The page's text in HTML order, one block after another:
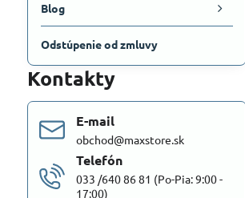
Blog
Odstúpenie od zmluvy
Kontakty
E-mail
obchod@maxstore.sk
Telefón
033 /640 86 81 (Po-Pia: 9:00 -
17:00)